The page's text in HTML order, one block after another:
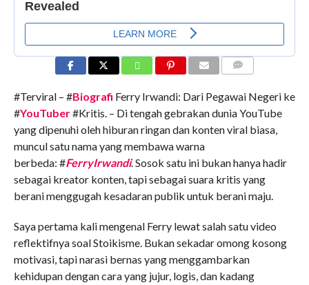
#Terviral – #Biografi Ferry Irwandi: Dari Pegawai Negeri ke
#YouTuber#Kritis. – Di tengah gebrakan dunia YouTube
yang dipenuhi oleh hiburan ringan dan konten viral biasa,
muncul satu nama yang membawa warna
berbeda: #FerryIrwandi. Sosok satu ini bukan hanya hadir
sebagai kreator konten, tapi sebagai suara kritis yang
berani menggugah kesadaran publik untuk berani maju.
Saya pertama kali mengenal Ferry lewat salah satu video
reflektifnya soal Stoikisme. Bukan sekadar omong kosong
motivasi, tapi narasi bernas yang menggambarkan
kehidupan dengan cara yang jujur, logis, dan kadang